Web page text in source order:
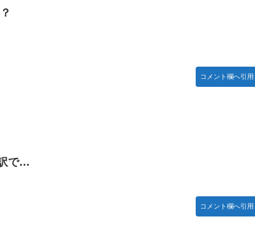
ゃんかと」
【日向坂46】
コメント欄へ引用
で…
コメント欄へ引用